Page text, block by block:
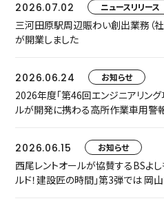
2026.07.02 ニュースリリース
三河田原駅周辺賑わい創出業務（社
が開業しました
2026.06.24 お知らせ
2026年度「第46回エンジニアリン
ルが開発に携わる高所作業車用警
2026.06.15
お知らせ
西尾レントオールが協賛するBSよ
ルド！建設匠の時間」第3弾では 岡